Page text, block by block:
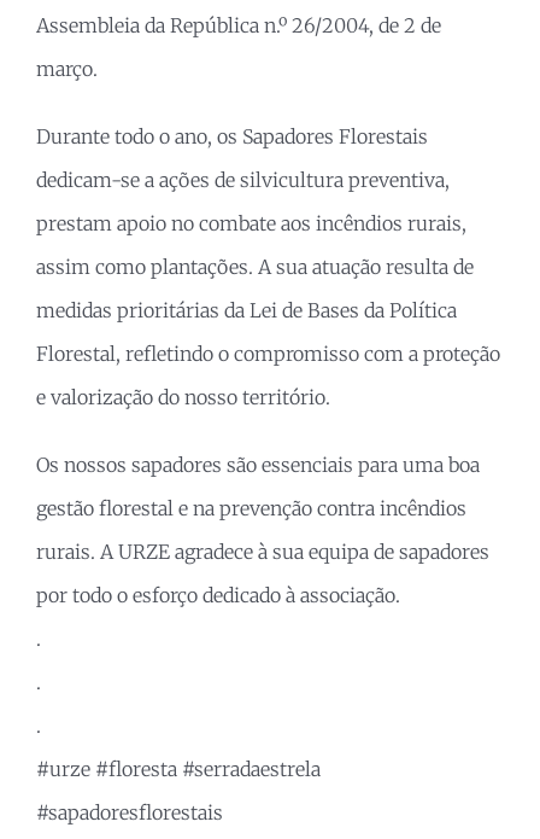
Assembleia da República n.º 26/2004, de 2 de
março.
Durante todo o ano, os Sapadores Florestais
dedicam-se a ações de silvicultura preventiva,
prestam apoio no combate aos incêndios rurais,
assim como plantações. A sua atuação resulta de
medidas prioritárias da Lei de Bases da Política
Florestal, refletindo o compromisso com a proteção
e valorização do nosso território.
Os nossos sapadores são essenciais para uma boa
gestão florestal e na prevenção contra incêndios
rurais. A URZE agradece à sua equipa de sapadores
por todo o esforço dedicado à associação.
.
.
.
#urze #floresta #serradaestrela
#sapadoresflorestais